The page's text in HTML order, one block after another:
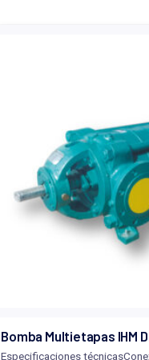
Bomba Multietapas IHM
Especificaciones